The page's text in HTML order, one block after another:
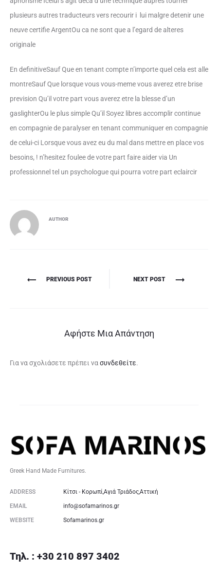
plusieurs autres traducteurs vers recourir i lui malgre detenir une
neuve certifie ArgentOu ca ne sont que a l’egard de alteres
originale
En definitiveSauf Que en tenant compte n’importe quel cela est alle
montreSauf Que lorsque vous vous-meme vous averez etre brise
prevision Qu’il votre part vous averez etre la blesse d’un
gaslighterOu le plus simple Qu’il Soyez libres accomplir continue
en compagnie de paralyser en tenant communiquer en compagnie
de celui-ci Lorsque vous avez eu du mal dans mettre en place vos
besoins, ! n’hesitez foulee de votre part faire aider via Un
professionnel tel un psychologue qui pourra votre part eclaircir
AUTHOR
Πλοήγηση
PREVIOUS POST NEXT POST
Αφήστε Μια Απάντηση
Για να σχολιάσετε πρέπει να συνδεθείτε.
Greek Hand Made Furnitures.
ADDRESS Κίτσι - Κορωπί,Αγιά Τριάδος,Αττική
EMAIL info@sofamarinos.gr
WEBSITE Sofamarinos.gr
Τηλ. : +30 210 897 3402